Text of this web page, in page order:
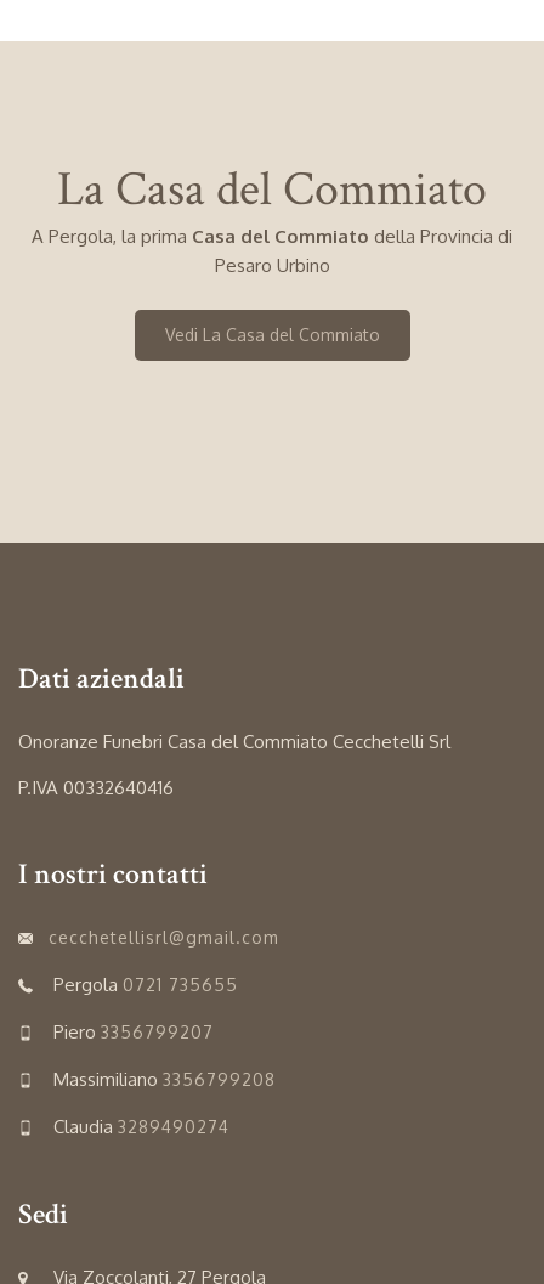
La Casa del Commiato
A Pergola, la prima Casa del Commiato della Provincia di
Pesaro Urbino
Vedi La Casa del Commiato
Dati aziendali
Onoranze Funebri Casa del Commiato Cecchetelli Srl
P.IVA 00332640416
I nostri contatti
cecchetellisrl@gmail.com
Pergola 0721 735655
Piero 3356799207
Massimiliano 3356799208
Claudia 3289490274
Sedi
Via Zoccolanti, 27 Pergola